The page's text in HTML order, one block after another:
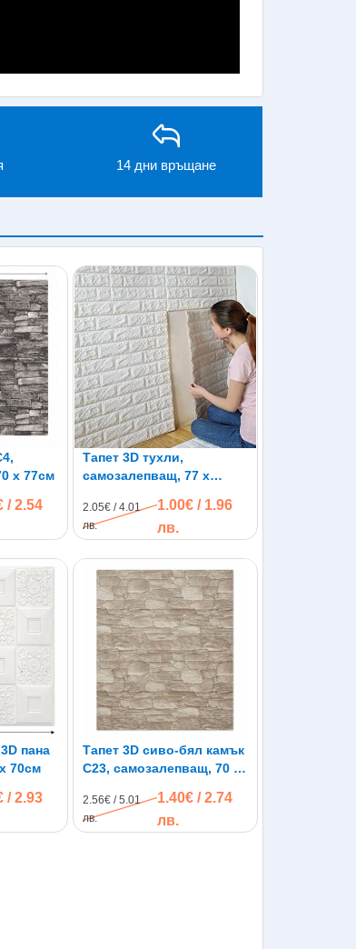
14 дни връщане
х 77см
/ 2.54
Тапет 3D тухли,
самозалепващ, 77 х
2.05€ / 4.01
лв.
1.00€ / 1.96
лв.
пана
70см
/ 2.93
Тапет 3D сиво-бял камък
C23, самозалепващ, 70 х
2.56€ / 5.01
лв.
1.40€ / 2.74
лв.